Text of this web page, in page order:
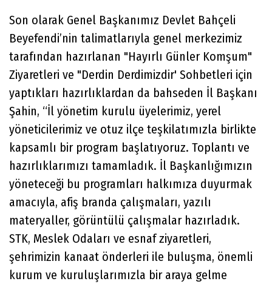
Son olarak Genel Başkanımız Devlet Bahçeli
Beyefendi’nin talimatlarıyla genel merkezimiz
tarafından hazırlanan "Hayırlı Günler Komşum"
Ziyaretleri ve "Derdin Derdimizdir' Sohbetleri için
yaptıkları hazırlıklardan da bahseden İl Başkanı
Şahin, “İl yönetim kurulu üyelerimiz, yerel
yöneticilerimiz ve otuz ilçe teşkilatımızla birlikte
kapsamlı bir program başlatıyoruz. Toplantı ve
hazırlıklarımızı tamamladık. İl Başkanlığımızın
yöneteceği bu programları halkımıza duyurmak
amacıyla, afiş branda çalışmaları, yazılı
materyaller, görüntülü çalışmalar hazırladık.
STK, Meslek Odaları ve esnaf ziyaretleri,
şehrimizin kanaat önderleri ile buluşma, önemli
kurum ve kuruluşlarımızla bir araya gelme